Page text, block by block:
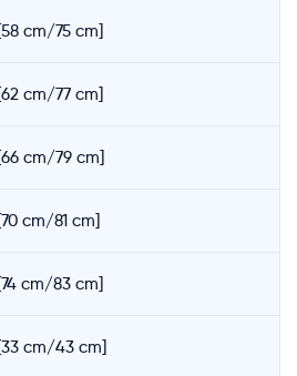
[58 cm/75 cm]
[62 cm/77 cm]
[66 cm/79 cm]
[70 cm/81 cm]
[74 cm/83 cm]
[33 cm/43 cm]